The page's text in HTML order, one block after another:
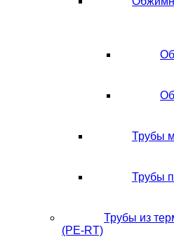
Трубы
Трубы
Трубы из
(PE-RT)